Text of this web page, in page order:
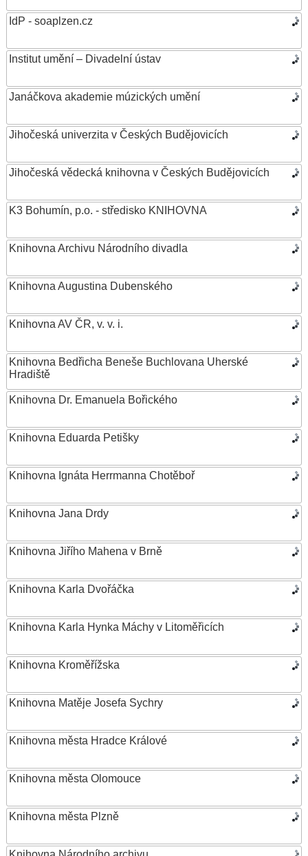
IdP - soaplzen.cz
Institut umění – Divadelní ústav
Janáčkova akademie múzických umění
Jihočeská univerzita v Českých Budějovicích
Jihočeská vědecká knihovna v Českých Budějovicích
K3 Bohumín, p.o. - středisko KNIHOVNA
Knihovna Archivu Národního divadla
Knihovna Augustina Dubenského
Knihovna AV ČR, v. v. i.
Knihovna Bedřicha Beneše Buchlovana Uherské
Hradiště
Knihovna Dr. Emanuela Bořického
Knihovna Eduarda Petišky
Knihovna Ignáta Herrmanna Chotěboř
Knihovna Jana Drdy
Knihovna Jiřího Mahena v Brně
Knihovna Karla Dvořáčka
Knihovna Karla Hynka Máchy v Litoměřicích
Knihovna Kroměřížska
Knihovna Matěje Josefa Sychry
Knihovna města Hradce Králové
Knihovna města Olomouce
Knihovna města Plzně